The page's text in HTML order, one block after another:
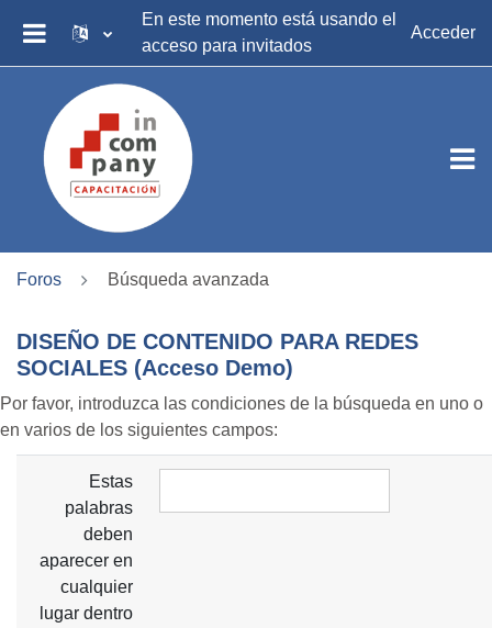
Salta al contenido principal
PANEL LATERAL
En este momento está usando el
acceso para invitados
Acceder
Foros Búsqueda avanzada
DISEÑO DE CONTENIDO PARA REDES
SOCIALES (Acceso Demo)
Por favor, introduzca las condiciones de la búsqueda en uno o
en varios de los siguientes campos:
Estas
palabras
deben
aparecer en
cualquier
lugar dentro